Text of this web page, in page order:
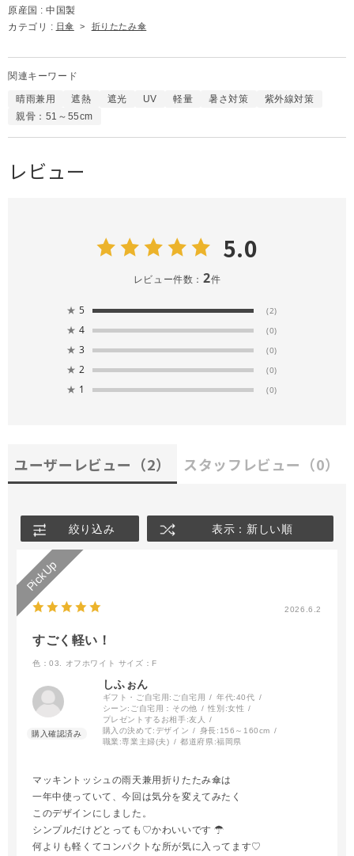
原産国 : 中国製
カテゴリ : 日傘 > 折りたたみ傘
関連キーワード
晴雨兼用 遮熱 遮光 UV 軽量 暑さ対策
紫外線対策
親骨：51～55cm
レビュー
5.0
レビュー件数： 2件
★ 5 (2)
★ 4 (0)
★ 3 (0)
★ 2 (0)
★ 1 (0)
ユーザーレビュー （2） スタッフレビュー （0）
絞り込み 表示：新しい順
2026.6.2
すごく軽い！
色：03. オフホワイト サイズ：F
しふぉん
ギフト・ご自宅用: ご自宅用 年代:40代
シーン: ご自宅用：その他 性別:女性
プレゼントするお相手:友人
購入の決めて: デザイン 身長: 156～160cm
職業:専業主婦(夫) 都道府県:福岡県
マッキントッシュの雨天兼用折りたたみ傘は
一年中使っていて、今回は気分を変えてみたく
このデザインにしました。
シンプルだけどとっても♡ かわいいです︎ ︎☂︎
何よりも軽くてコンパクトな所が気に入ってます♡